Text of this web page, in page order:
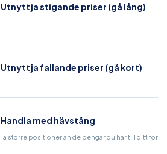
Utnyttja stigande priser (gå lång)
Utnyttja fallande priser (gå kort)
Handla med hävstång
Ta större positioner än de pengar du har till ditt